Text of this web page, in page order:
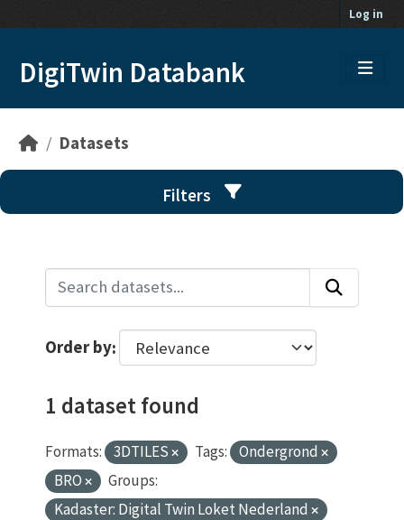
Log in
DigiTwin Databank
Datasets
Filters
Order by
1 dataset found
Formats: 3DTILES Tags:
Ondergrond
BRO
Groups:
Kadaster: Digital Twin Loket Nederland